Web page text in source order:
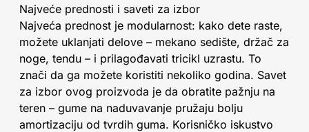
Najveće prednosti i saveti za izbor
Najveća prednost je modularnost: kako dete raste,
možete uklanjati delove – mekano sedište, držač za
noge, tendu – i prilagođavati tricikl uzrastu. To
znači da ga možete koristiti nekoliko godina. Savet
za izbor ovog proizvoda je da obratite pažnju na
teren – gume na naduvavanje pružaju bolju
amortizaciju od tvrdih guma. Korisničko iskustvo